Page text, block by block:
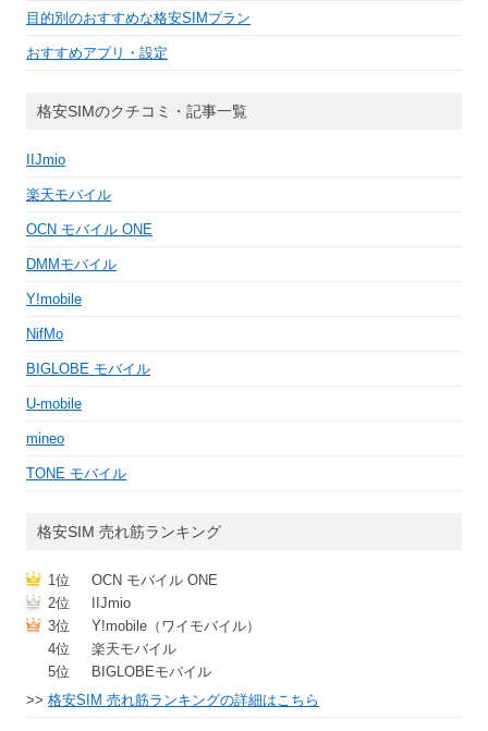
目的別のおすすめな格安SIMプラン
おすすめアプリ・設定
格安SIMのクチコミ・記事一覧
IIJmio
楽天モバイル
OCN モバイル ONE
DMMモバイル
Y!mobile
NifMo
BIGLOBE モバイル
U-mobile
mineo
TONE モバイル
格安SIM 売れ筋ランキング
1位
OCN モバイル ONE
2位
IIJmio
3位
Y!mobile（ワイモバイル）
4位
楽天モバイル
5位
BIGLOBEモバイル
>> 格安SIM 売れ筋ランキングの詳細はこちら